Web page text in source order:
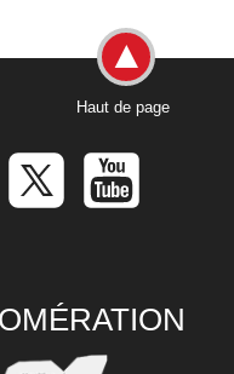
Haut de page